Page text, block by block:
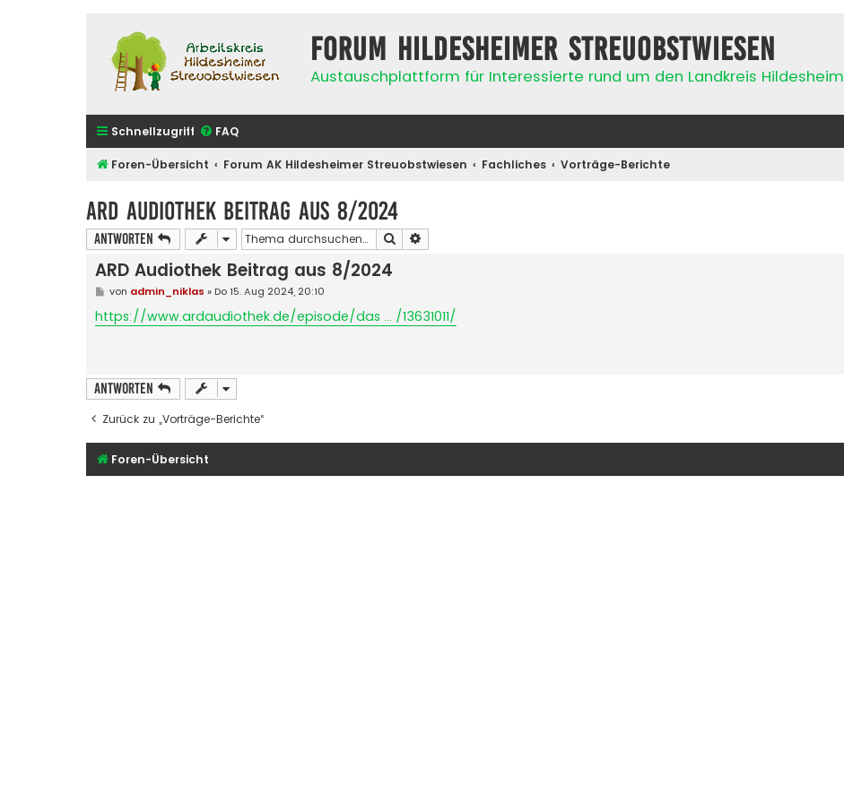
Forum Hildesheimer Streuobstwiesen
Austauschplattform für Interessierte rund um den Landkreis Hildesheim
Schnellzugriff FAQ
Foren-Übersicht Forum AK Hildesheimer Streuobstwiesen Fachliches Vorträge-Berichte
ARD Audiothek Beitrag aus 8/2024
Antworten Suche
ARD Audiothek Beitrag aus 8/2024
B
i
t
von admin_niklas » Do 15. Aug 2024, 20:10
https://www.ardaudiothek.de/episode/das ... /13631011/
Antworten
Zurück zu „Vorträge-Berichte“
Foren-Übersicht